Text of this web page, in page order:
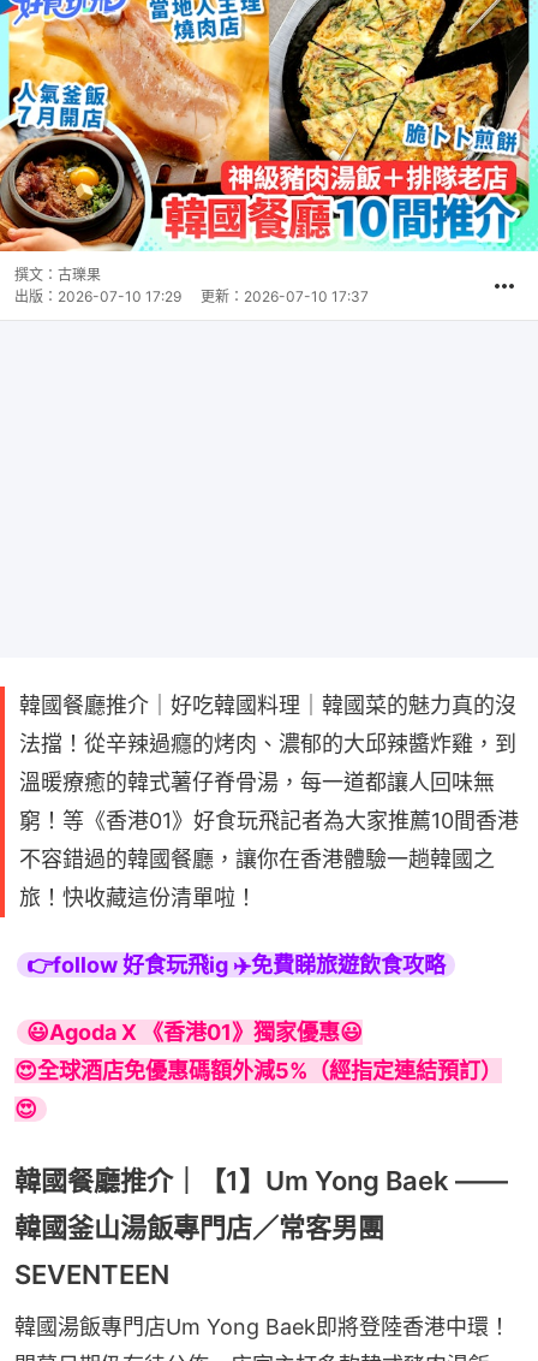
撰文： 古瓅果
出版： 2026-07-10 17:29 更新： 2026-07-10 17:37
韓國餐廳推介｜好吃韓國料理｜韓國菜的魅力真的沒
法擋！從辛辣過癮的烤肉、濃郁的大邱辣醬炸雞，到
溫暖療癒的韓式薯仔脊骨湯，每一道都讓人回味無
窮！等《香港01》好食玩飛記者為大家推薦10間香港
不容錯過的韓國餐廳，讓你在香港體驗一趟韓國之
旅！快收藏這份清單啦！
👉follow 好食玩飛ig ✈️免費睇旅遊飲食攻略
😃Agoda X 《香港01》獨家優惠😃
😍全球酒店免優惠碼額外減5%（經指定連結預訂）
😍
韓國餐廳推介｜【1】Um Yong Baek ——
韓國釜山湯飯專門店／常客男團
SEVENTEEN
韓國湯飯專門店Um Yong Baek即將登陸香港中環！